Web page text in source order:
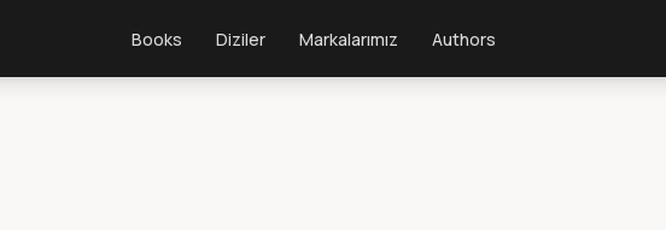
Books Diziler Markalarımız Authors